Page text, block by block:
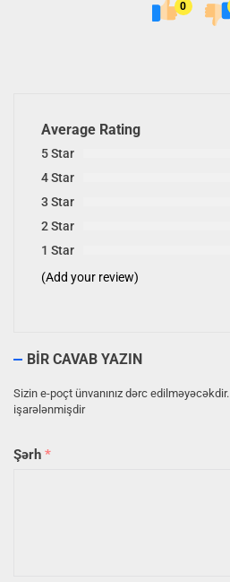
0
Average Rating
5 Star
4 Star
3 Star
2 Star
1 Star
(Add your review)
BIR CAVAB YAZIN
Sizin e-poçt ünvanınız dərc edilməyəcəkdir.
işarələnmişdir
Şərh *